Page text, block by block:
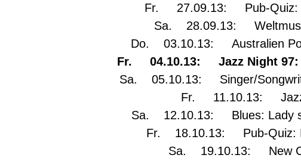
Fr. 27.09.13: Pub-Quiz:
Sa. 28.09.13:
Do. 03.10.13: Australien
Fr. 04.10.13: Jazz Night 97:
Sa. 05.10.13: Singer/
Fr. 11.10.13:
Sa. 12.10.13: Blues: Lady
Fr. 18.10.13: Pub-Quiz:
Sa. 19.10.13: New